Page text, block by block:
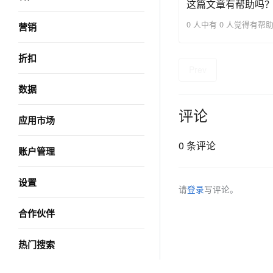
营销
折扣
数据
应用市场
账户管理
设置
合作伙伴
热门搜索
这篇文章有帮助吗
0 人中有 0 人觉得有帮助
评论
0 条评论
请登录写评论。